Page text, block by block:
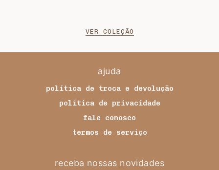
VER COLEÇÃO
ajuda
política de troca e devolução
política de privacidade
fale conosco
termos de serviço
receba nossas novidades